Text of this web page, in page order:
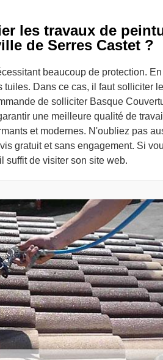
les travaux de
de Serres Castet ?
beaucoup de protection. En
tuiles. Dans ce cas, il faut solliciter
de solliciter Basque
une meilleure qualité de
et modernes. N'oubliez pas
gratuit et sans engagement. Si
suffit de visiter son site web.